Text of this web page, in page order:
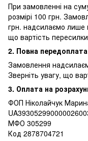
При замовленні на
розмірі 100 грн.
грн. надсилаємо лише
що вартість
2. Повна
Замовлення
Зверніть увагу, що
3. Оплата на
ФОП Ніколайчук
МФО 305299
Код 2878704721